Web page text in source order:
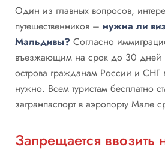
Один из главных вопросов,
путешественников – нужна ли
Мальдивы? Согласно
въезжающим на срок до 30 дней
острова гражданам России и СНГ
нужно. Всем туристам бесплатно
загранпаспорт в аэропорту Мале
Запрещается